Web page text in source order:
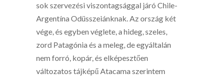
sok szervezési viszontagsággal járó Chile-
Argentína Odüsszeiánknak. Az ország két
vége, és egyben véglete, a hideg, szeles,
zord Patagónia és a meleg, de egyáltalán
nem forró, kopár, és elképesztően
változatos tájképű Atacama szerintem